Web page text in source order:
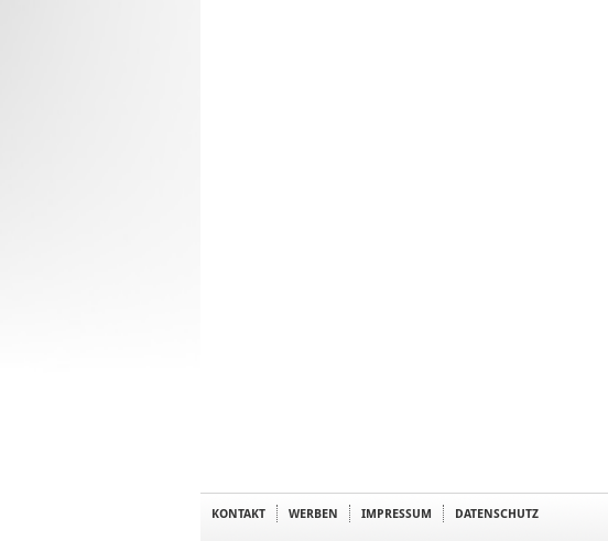
KONTAKT WERBEN IMPRESSUM DATENSCHUTZ